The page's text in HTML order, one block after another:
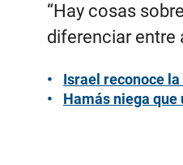
“Hay cosas
diferenciar entre
Israel reconoce
Hamás niega que